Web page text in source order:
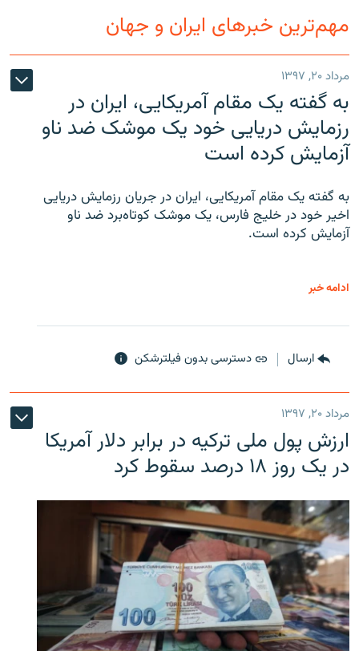
مهم‌ترین خبرهای ایران و جهان
مرداد ۲۰, ۱۳۹۷
به گفته یک مقام آمریکایی، ایران در
رزمایش دریایی خود یک موشک ضد ناو
آزمایش کرده است
به گفته یک مقام آمریکایی، ایران در جریان رزمایش دریایی
اخیر خود در خلیج فارس، یک موشک کوتاه‌برد ضد ناو
آزمایش کرده است.
ادامه خبر
ارسال دسترسی بدون فیلترشکن
مرداد ۲۰, ۱۳۹۷
ارزش پول ملی ترکیه در برابر دلار آمریکا
در یک روز ۱۸ درصد سقوط کرد